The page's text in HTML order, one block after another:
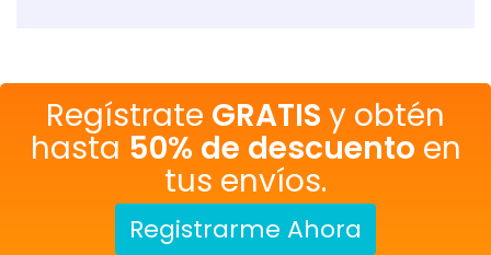
Regístrate GRATIS y obtén
hasta 50% de descuento en
tus envíos.
Registrarme Ahora